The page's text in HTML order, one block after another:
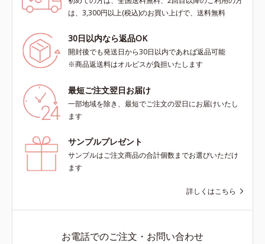
は、3,300円以上(税込)のお買い上げで、送料無料
30日以内なら返品OK
開封後でも発送日から30日以内であれば返品可能
※商品返送料はオルビスが負担いたします
最短ご注文翌日お届け
一部地域を除き、最短でご注文の翌日にお届けいたし
ます
サンプルプレゼント
サンプルはご注文商品の合計個数までお選びいただけ
ます
詳しくはこちら
お電話でのご注文・お問い合わせ